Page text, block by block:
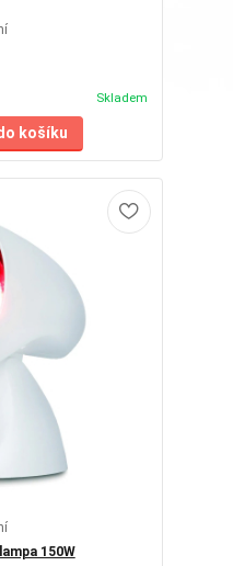
Skladem
košíku
150W